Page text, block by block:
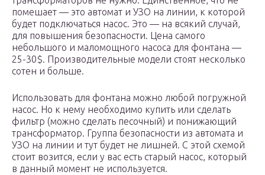
помешает — это автомат и УЗО на линии, к которой
будет подключаться насос. Это — на всякий случай,
для повышения безопасности. Цена самого
небольшого и маломощного насоса для фонтана —
25-30$. Производительные модели стоят несколько
сотен и больше.
Использовать для фонтана можно любой погружной
насос. Но к нему необходимо купить или сделать
фильтр (можно сделать песочный) и понижающий
трансформатор. Группа безопасности из автомата и
УЗО на линии и тут будет не лишней. С этой схемой
стоит возится, если у вас есть старый насос, который
в данный момент не используется.